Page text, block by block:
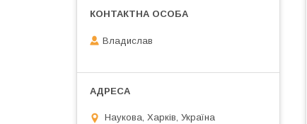
Владислав
Наукова, Харків, Україна